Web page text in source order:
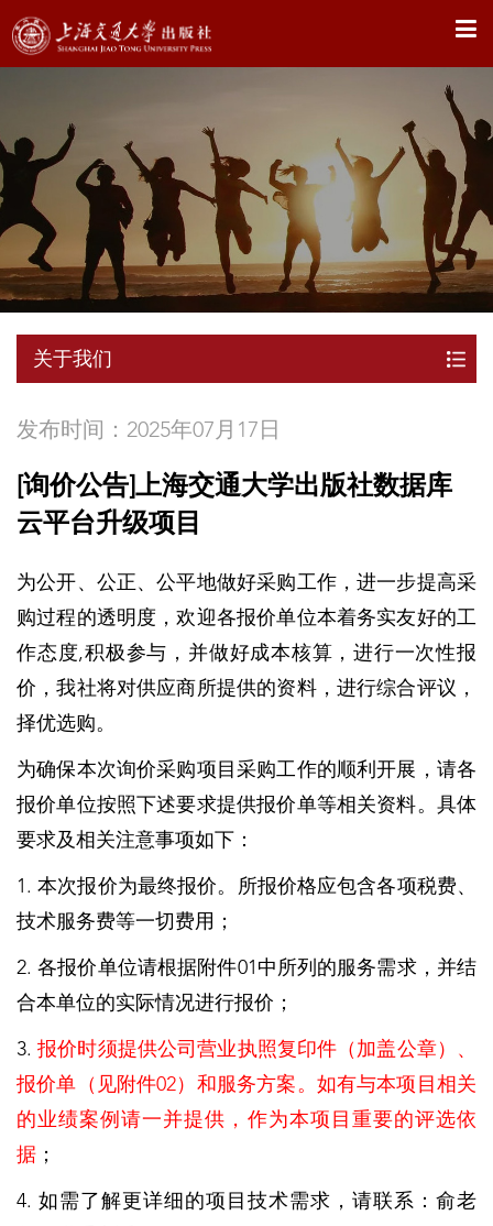
X
关于我们
发布时间：2025年07月17日
[询价公告]上海交通大学出版社数据库
云平台升级项目
为公开、公正、公平地做好采购工作，进一步提高采
购过程的透明度，欢迎各报价单位本着务实友好的工
作态度,积极参与，并做好成本核算，进行一次性报
价，我社将对供应商所提供的资料，进行综合评议，
择优选购。
为确保本次询价采购项目采购工作的顺利开展，请各
报价单位按照下述要求提供报价单等相关资料。具体
要求及相关注意事项如下：
1. 本次报价为最终报价。所报价格应包含各项税费、
技术服务费等一切费用；
2. 各报价单位请根据附件01中所列的服务需求，并结
合本单位的实际情况进行报价；
3.报价时须提供公司营业执照复印件（加盖公章）、
报价单（见附件02）和服务方案。如有与本项目相关
的业绩案例请一并提供，作为本项目重要的评选依
据 ；
4. 如需了解更详细的项目技术需求，请联系：俞老